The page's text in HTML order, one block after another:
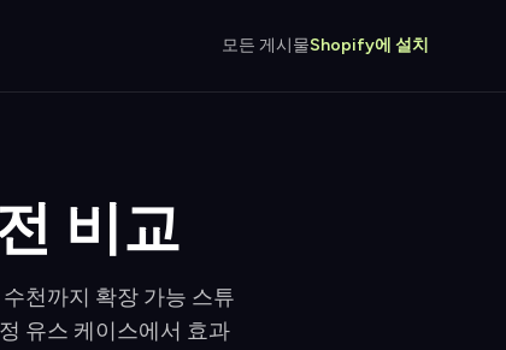
모든 게시물Shopify에 설치
비교
천까지 확장 가능 스튜
유스 케이스에서 효과